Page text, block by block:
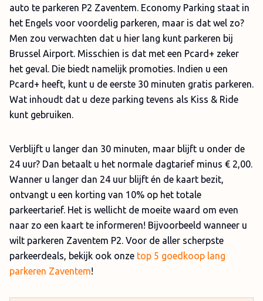
auto te parkeren P2 Zaventem. Economy Parking staat in
het Engels voor voordelig parkeren, maar is dat wel zo?
Men zou verwachten dat u hier lang kunt parkeren bij
Brussel Airport. Misschien is dat met een Pcard+ zeker
het geval. Die biedt namelijk promoties. Indien u een
Pcard+ heeft, kunt u de eerste 30 minuten gratis parkeren.
Wat inhoudt dat u deze parking tevens als Kiss & Ride
kunt gebruiken.
Verblijft u langer dan 30 minuten, maar blijft u onder de
24 uur? Dan betaalt u het normale dagtarief minus € 2,00.
Wanner u langer dan 24 uur blijft én de kaart bezit,
ontvangt u een korting van 10% op het totale
parkeertarief. Het is wellicht de moeite waard om even
naar zo een kaart te informeren! Bijvoorbeeld wanneer u
wilt parkeren Zaventem P2. Voor de aller scherpste
parkeerdeals, bekijk ook onze top 5 goedkoop lang
parkeren Zaventem!